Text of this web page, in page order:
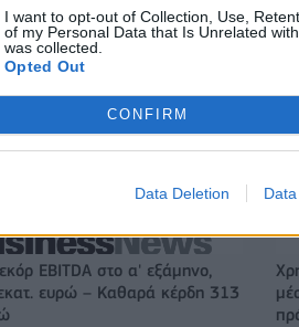
I want to opt-out of Collection, Use,
of my Personal Data that Is Unrelated
was collected.
Opted Out
CONFIRM
Data Deletion
κόντρα στην Ιρλανδία
EBITDA στο α' εξάμηνο,
ευρώ – Καθαρά κέρδη 313